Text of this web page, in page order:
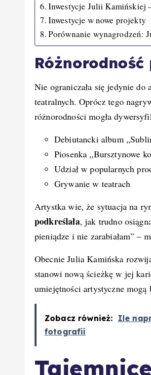
Inwestycje Julii Kamińskiej
Inwestycje w nowe projekty
Porównanie wynagrodzeń:
Nie ograniczała się jedynie
teatralnych. Oprócz tego
różnorodności mogła
Debiutancki album
Piosenka „Bursztynowe
Udział w popularnych
Grywanie w teatrach
Artystka wie, że sytuacja na
podkreślała, jak trudno
pieniądze i nie zarabiałam” –
Obecnie Julia Kamińska
stanowi nową ścieżkę w jej
umiejętności artystyczne mogą
Zobacz również: Ile
fotografii